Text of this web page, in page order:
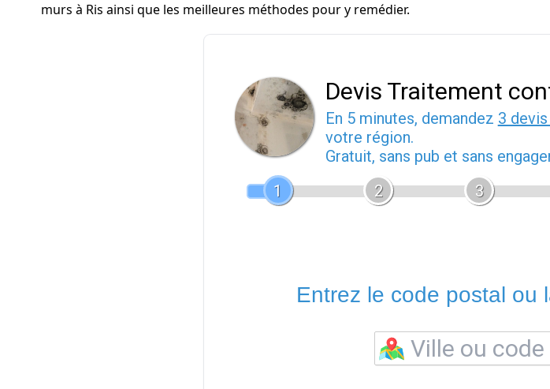
murs à Ris ainsi que les meilleures méthodes pour y remédier.
Devis Traitement
En 5 minutes, demandez 3
votre région.
Gratuit, sans pub et sans
1
2 3
Entrez le code postal ou